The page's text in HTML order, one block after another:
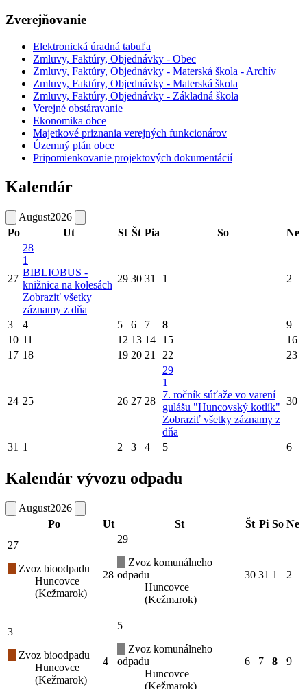
Zverejňovanie
Elektronická úradná tabuľa
Zmluvy, Faktúry, Objednávky - Obec
Zmluvy, Faktúry, Objednávky - Materská škola - Archív
Zmluvy, Faktúry, Objednávky - Materská škola
Zmluvy, Faktúry, Objednávky - Základná škola
Verejné obstáravanie
Ekonomika obce
Majetkové priznania verejných funkcionárov
Územný plán obce
Pripomienkovanie projektových dokumentácií
Kalendár
August2026
Po
Ut St Št Pia So Ne
27
28
1
BIBLIOBUS -
knižnica na kolesách
Zobraziť všetky
záznamy z dňa
29 30 31 1 2
3 4 5 6 7 8
9
10 11 12 13 14 15
16
17 18 19 20 21 22 23
24 25 26 27 28
29
1
7. ročník súťaže vo varení
gulášu "Huncovský kotlík"
Zobraziť všetky záznamy z
dňa
30
31 1 2 3 4 5 6
Kalendár vývozu odpadu
August2026
Po
Ut St Št Pi So Ne
27
Zvoz bioodpadu
Huncovce
(Kežmarok)
28
29
Zvoz komunálneho
odpadu
Huncovce
(Kežmarok)
30 31 1 2
3
Zvoz bioodpadu
Huncovce
(Kežmarok)
4
5
Zvoz komunálneho
odpadu
Huncovce
(Kežmarok)
6 7 8 9